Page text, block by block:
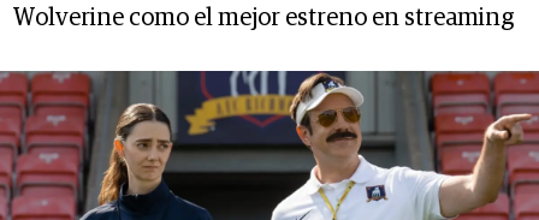
Wolverine como el mejor estreno en streaming